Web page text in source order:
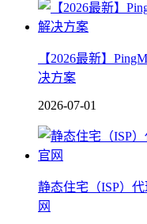
【2026最新】
决方案
2026-07-01
静态住宅（ISP）
网